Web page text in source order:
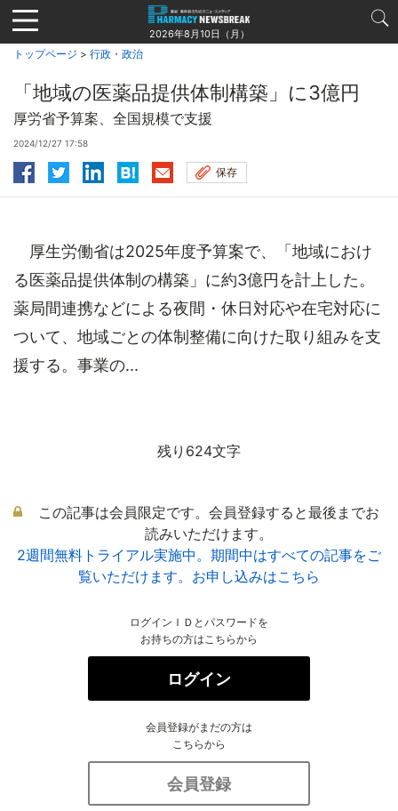
Jump
to
navigation
2026年8月10日（月）
トップページ > 行政・政治
「地域の医薬品提供体制構築」に3億円
厚労省予算案、全国規模で支援
2024/12/27 17:58
保存
厚生労働省は2025年度予算案で、「地域におけ
る医薬品提供体制の構築」に約3億円を計上した。
薬局間連携などによる夜間・休日対応や在宅対応に
ついて、地域ごとの体制整備に向けた取り組みを支
援する。事業の...
残り624文字
この記事は会員限定です。会員登録すると最後までお
読みいただけます。
2週間無料トライアル実施中。期間中はすべての記事をご
覧いただけます。お申し込みはこちら
ログインＩＤとパスワードを
お持ちの方はこちらから
ログイン
会員登録がまだの方は
こちらから
会員登録